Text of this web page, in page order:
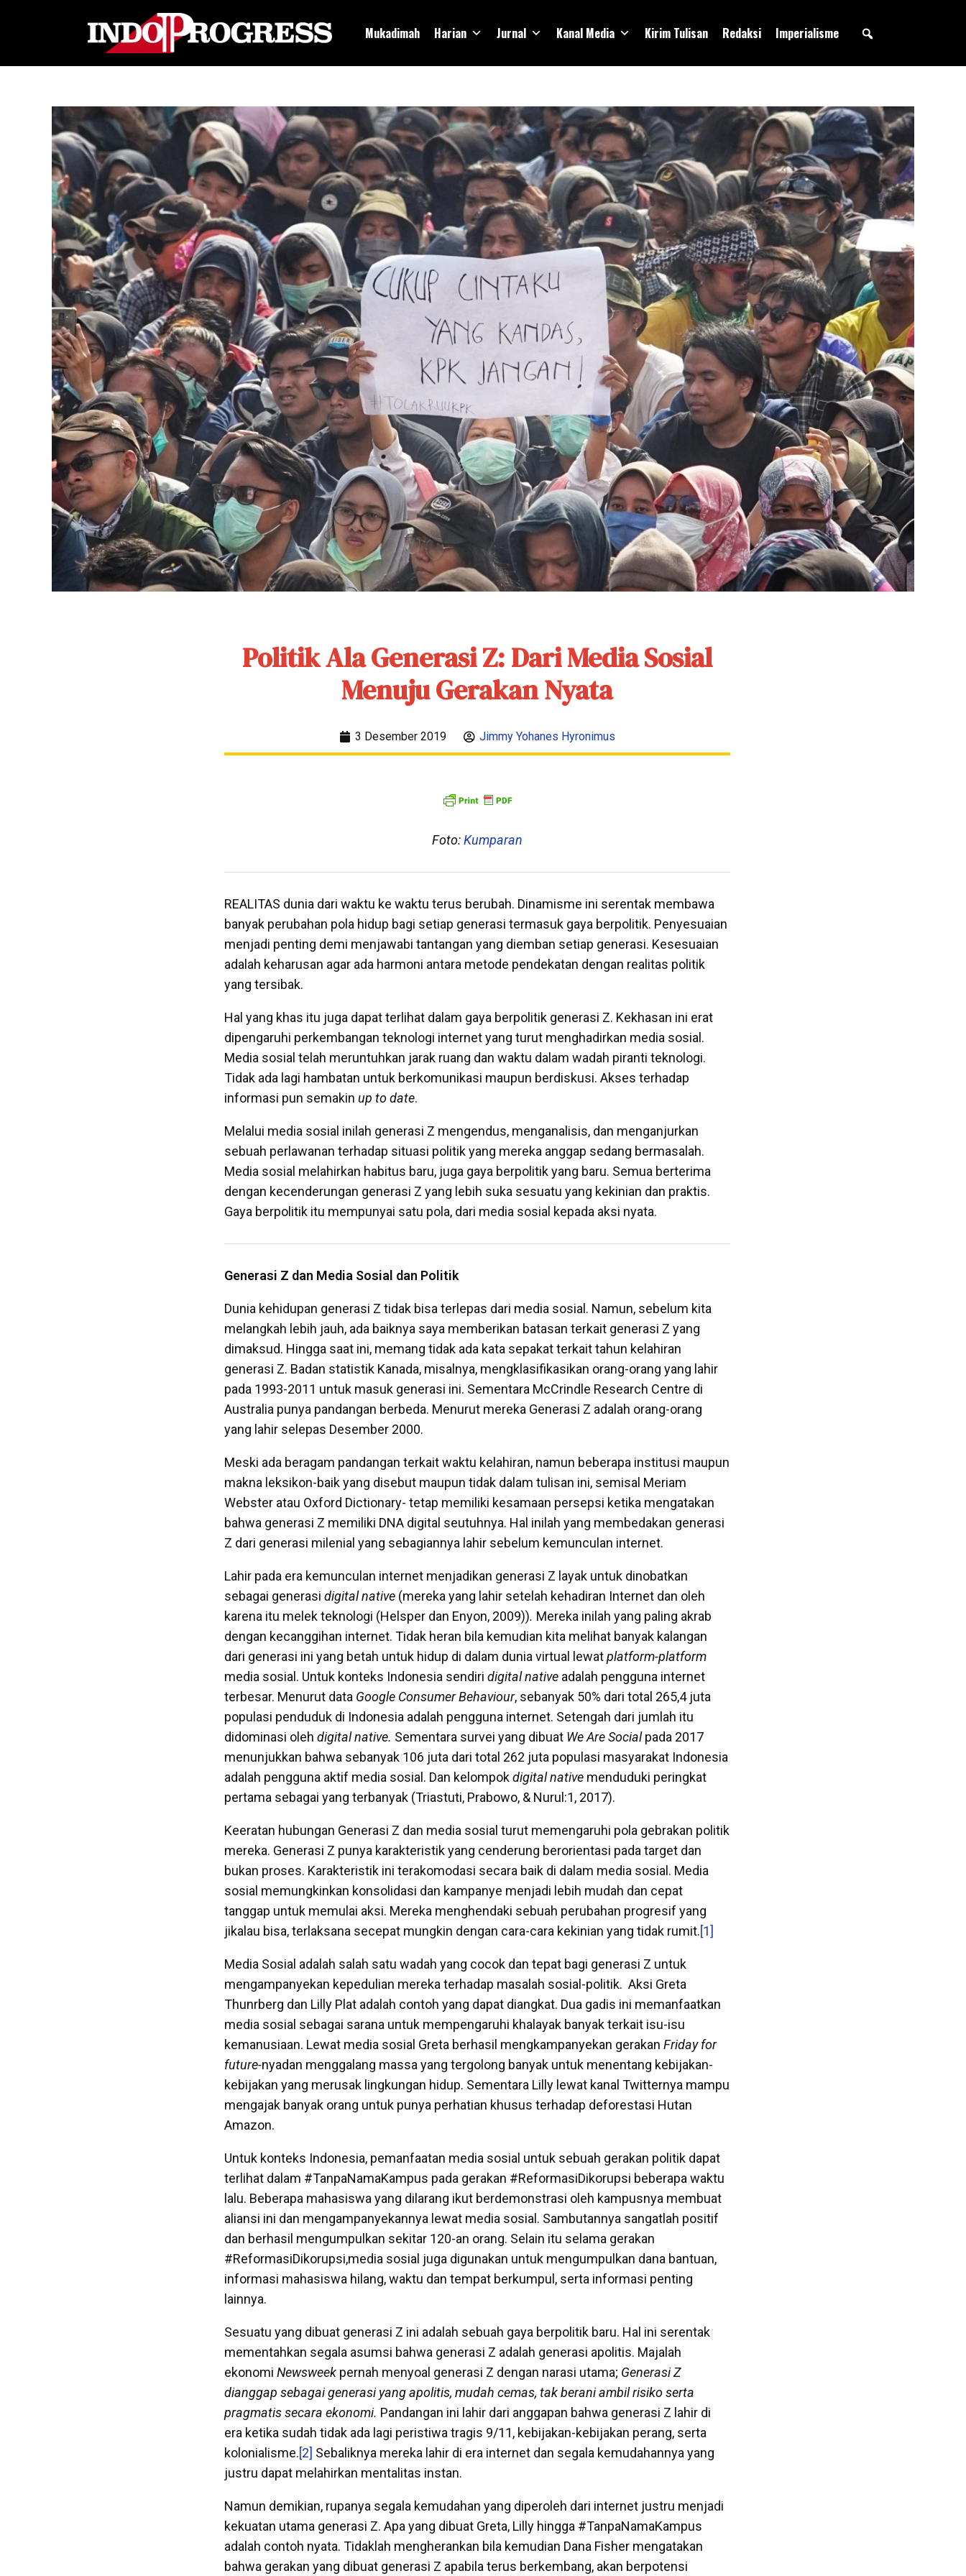
Mukadimah Harian Jurnal Kanal Media Kirim Tulisan Redaksi Imperialisme
Politik Ala Generasi Z: Dari Media Sosial
Menuju Gerakan Nyata
3 Desember 2019 Jimmy Yohanes Hyronimus
Foto:Kumparan
REALITAS dunia dari waktu ke waktu terus berubah. Dinamisme ini serentak membawa
banyak perubahan pola hidup bagi setiap generasi termasuk gaya berpolitik. Penyesuaian
menjadi penting demi menjawabi tantangan yang diemban setiap generasi. Kesesuaian
adalah keharusan agar ada harmoni antara metode pendekatan dengan realitas politik
yang tersibak.
Hal yang khas itu juga dapat terlihat dalam gaya berpolitik generasi Z. Kekhasan ini erat
dipengaruhi perkembangan teknologi internet yang turut menghadirkan media sosial.
Media sosial telah meruntuhkan jarak ruang dan waktu dalam wadah piranti teknologi.
Tidak ada lagi hambatan untuk berkomunikasi maupun berdiskusi. Akses terhadap
informasi pun semakin up to date.
Melalui media sosial inilah generasi Z mengendus, menganalisis, dan menganjurkan
sebuah perlawanan terhadap situasi politik yang mereka anggap sedang bermasalah.
Media sosial melahirkan habitus baru, juga gaya berpolitik yang baru. Semua berterima
dengan kecenderungan generasi Z yang lebih suka sesuatu yang kekinian dan praktis.
Gaya berpolitik itu mempunyai satu pola, dari media sosial kepada aksi nyata.
Generasi Z dan Media Sosial dan Politik
Dunia kehidupan generasi Z tidak bisa terlepas dari media sosial. Namun, sebelum kita
melangkah lebih jauh, ada baiknya saya memberikan batasan terkait generasi Z yang
dimaksud. Hingga saat ini, memang tidak ada kata sepakat terkait tahun kelahiran
generasi Z. Badan statistik Kanada, misalnya, mengklasifikasikan orang-orang yang lahir
pada 1993-2011 untuk masuk generasi ini. Sementara McCrindle Research Centre di
Australia punya pandangan berbeda. Menurut mereka Generasi Z adalah orang-orang
yang lahir selepas Desember 2000.
Meski ada beragam pandangan terkait waktu kelahiran, namun beberapa institusi maupun
makna leksikon-baik yang disebut maupun tidak dalam tulisan ini, semisal Meriam
Webster atau Oxford Dictionary- tetap memiliki kesamaan persepsi ketika mengatakan
bahwa generasi Z memiliki DNA digital seutuhnya. Hal inilah yang membedakan generasi
Z dari generasi milenial yang sebagiannya lahir sebelum kemunculan internet.
Lahir pada era kemunculan internet menjadikan generasi Z layak untuk dinobatkan
sebagai generasi digital native (mereka yang lahir setelah kehadiran Internet dan oleh
karena itu melek teknologi (Helsper dan Enyon, 2009)). Mereka inilah yang paling akrab
dengan kecanggihan internet. Tidak heran bila kemudian kita melihat banyak kalangan
dari generasi ini yang betah untuk hidup di dalam dunia virtual lewatplatform-platform
media sosial. Untuk konteks Indonesia sendiri digital native adalah pengguna internet
terbesar. Menurut data Google Consumer Behaviour, sebanyak 50% dari total 265,4 juta
populasi penduduk di Indonesia adalah pengguna internet. Setengah dari jumlah itu
didominasi oleh digital native. Sementara survei yang dibuat We Are Socialpada 2017
menunjukkan bahwa sebanyak 106 juta dari total 262 juta populasi masyarakat Indonesia
adalah pengguna aktif media sosial. Dan kelompokdigital native menduduki peringkat
pertama sebagai yang terbanyak (Triastuti, Prabowo, & Nurul:1, 2017).
Keeratan hubungan Generasi Z dan media sosial turut memengaruhi pola gebrakan politik
mereka. Generasi Z punya karakteristik yang cenderung berorientasi pada target dan
bukan proses. Karakteristik ini terakomodasi secara baik di dalam media sosial. Media
sosial memungkinkan konsolidasi dan kampanye menjadi lebih mudah dan cepat
tanggap untuk memulai aksi. Mereka menghendaki sebuah perubahan progresif yang
jikalau bisa, terlaksana secepat mungkin dengan cara-cara kekinian yang tidak rumit.[1]
Media Sosial adalah salah satu wadah yang cocok dan tepat bagi generasi Z untuk
mengampanyekan kepedulian mereka terhadap masalah sosial-politik. Aksi Greta
Thunrberg dan Lilly Plat adalah contoh yang dapat diangkat. Dua gadis ini memanfaatkan
media sosial sebagai sarana untuk mempengaruhi khalayak banyak terkait isu-isu
kemanusiaan. Lewat media sosial Greta berhasil mengkampanyekan gerakan Friday for
future-nyadan menggalang massa yang tergolong banyak untuk menentang kebijakan-
kebijakan yang merusak lingkungan hidup. Sementara Lilly lewat kanal Twitternya mampu
mengajak banyak orang untuk punya perhatian khusus terhadap deforestasi Hutan
Amazon.
Untuk konteks Indonesia, pemanfaatan media sosial untuk sebuah gerakan politik dapat
terlihat dalam #TanpaNamaKampus pada gerakan #ReformasiDikorupsi beberapa waktu
lalu. Beberapa mahasiswa yang dilarang ikut berdemonstrasi oleh kampusnya membuat
aliansi ini dan mengampanyekannya lewat media sosial. Sambutannya sangatlah positif
dan berhasil mengumpulkan sekitar 120-an orang. Selain itu selama gerakan
#ReformasiDikorupsi,media sosial juga digunakan untuk mengumpulkan dana bantuan,
informasi mahasiswa hilang, waktu dan tempat berkumpul, serta informasi penting
lainnya.
Sesuatu yang dibuat generasi Z ini adalah sebuah gaya berpolitik baru. Hal ini serentak
mementahkan segala asumsi bahwa generasi Z adalah generasi apolitis. Majalah
ekonomi Newsweek pernah menyoal generasi Z dengan narasi utama; Generasi Z
dianggap sebagai generasi yang apolitis, mudah cemas, tak berani ambil risiko serta
pragmatis secara ekonomi. Pandangan ini lahir dari anggapan bahwa generasi Z lahir di
era ketika sudah tidak ada lagi peristiwa tragis 9/11, kebijakan-kebijakan perang, serta
kolonialisme.[2] Sebaliknya mereka lahir di era internet dan segala kemudahannya yang
justru dapat melahirkan mentalitas instan.
Namun demikian, rupanya segala kemudahan yang diperoleh dari internet justru menjadi
kekuatan utama generasi Z. Apa yang dibuat Greta, Lilly hingga #TanpaNamaKampus
adalah contoh nyata. Tidaklah mengherankan bila kemudian Dana Fisher mengatakan
bahwa gerakan yang dibuat generasi Z apabila terus berkembang, akan berpotensi